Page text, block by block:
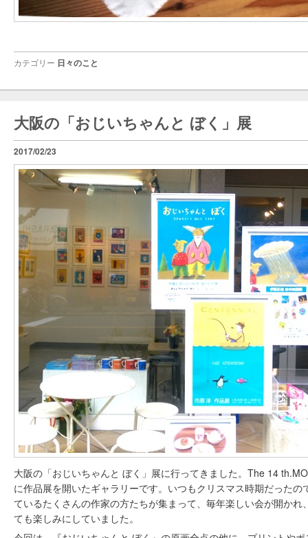
カテゴリー 日々のこと
大阪の「おじいちゃんと ぼく」展
2017/02/23
大阪の「おじいちゃんと ぼく」展に行ってきました。The 14
に作品展を開いたギャラリーです。いつもクリスマス時期だったの
ているたくさんの作家の方たちが集まって、毎年楽しい会が開かれ
ても楽しみにしていました。